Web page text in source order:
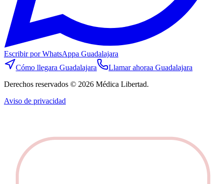
Escribir por WhatsAppa Guadalajara
Cómo llegara Guadalajara Llamar ahoraa Guadalajara
Derechos reservados © 2026 Médica Libertad.
Aviso de privacidad